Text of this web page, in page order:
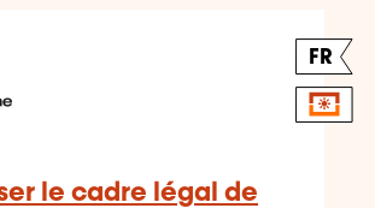
FR
le cadre légal de